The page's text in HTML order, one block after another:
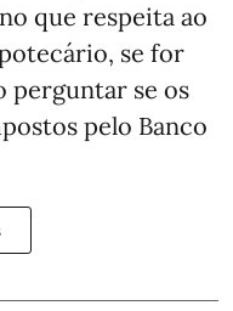
que respeita ao
se for
perguntar se os
pelo Banco